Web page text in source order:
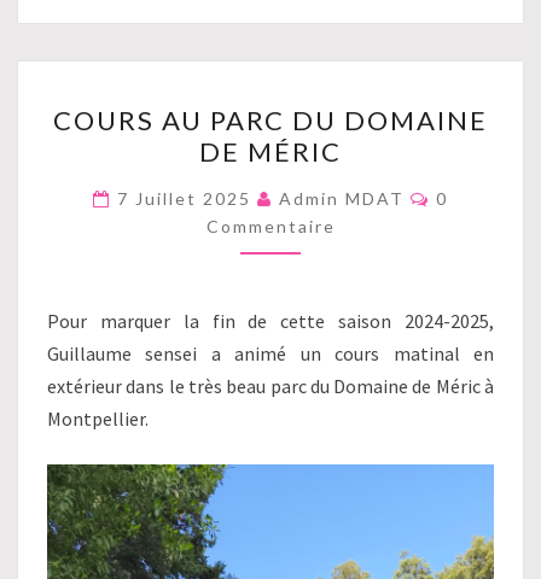
AU
PARC
DU
DOMAINE
DE
COURS AU PARC DU DOMAINE
DE MÉRIC
7 Juillet 2025 Admin MDAT
0
Commentaire
Pour marquer la fin de cette saison 2024-2025,
Guillaume sensei a animé un cours matinal en
extérieur dans le très beau parc du Domaine de Méric à
Montpellier.